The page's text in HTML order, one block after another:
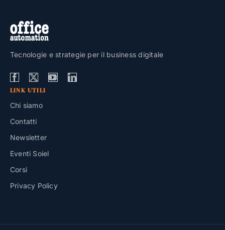
Tecnologie e strategie per il business digitale
LINK UTILI
Chi siamo
Contatti
Newsletter
Eventi Soiel
Corsi
Privacy Policy